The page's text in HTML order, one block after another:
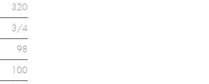
320
3/4
98
100